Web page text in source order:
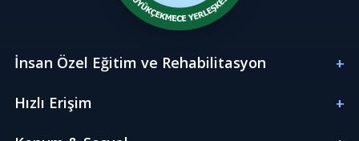
İnsan Özel Eğitim ve Rehabilitasyon
Hızlı Erişim